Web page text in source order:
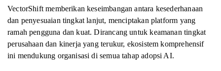
VectorShift memberikan keseimbangan antara kesederhanaan
dan penyesuaian tingkat lanjut, menciptakan platform yang
ramah pengguna dan kuat. Dirancang untuk keamanan tingkat
perusahaan dan kinerja yang terukur, ekosistem komprehensif
ini mendukung organisasi di semua tahap adopsi AI.